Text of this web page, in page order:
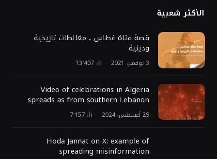
الأكثر شعبية
قصة فتاة غطاس .. مغالطات تاريخية
ودينية
3 نوفمبر، 2021 13٬407
Video of celebrations in Algeria
spreads as from southern Lebanon
29 أغسطس، 2024 7٬157
Hoda Jannat on X: example of
spreading misinformation